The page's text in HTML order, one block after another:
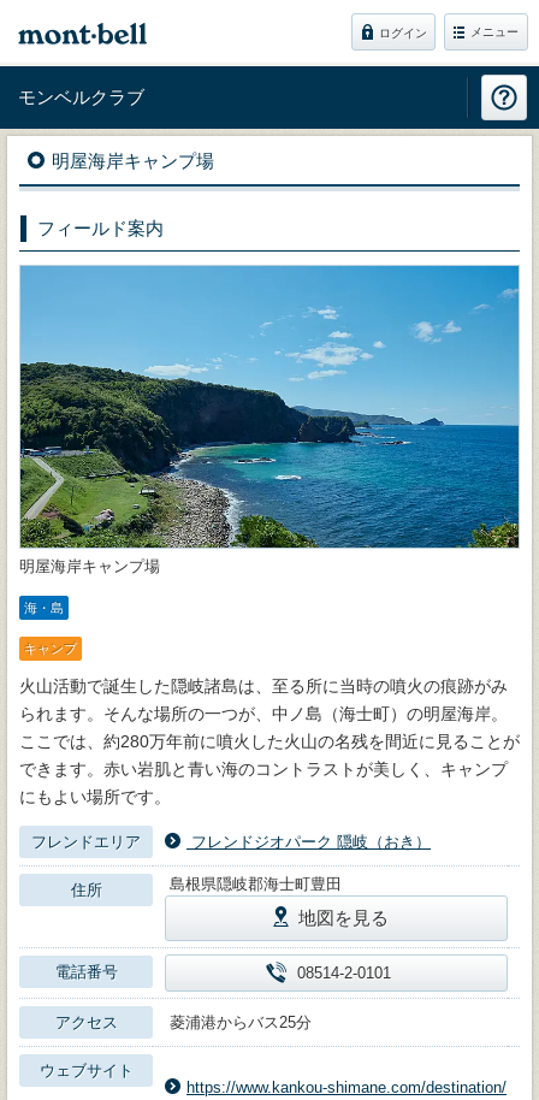
ログイン メニュー
モンベルクラブ
明屋海岸キャンプ場
フィールド案内
明屋海岸キャンプ場
海・島
キャンプ
火山活動で誕生した隠岐諸島は、至る所に当時の噴火の痕跡がみ
られます。そんな場所の一つが、中ノ島（海士町）の明屋海岸。
ここでは、約280万年前に噴火した火山の名残を間近に見ることが
できます。赤い岩肌と青い海のコントラストが美しく、キャンプ
にもよい場所です。
フレンドエリア フレンドジオパーク 隠岐（おき）
住所 島根県隠岐郡海士町豊田
地図を見る
電話番号 08514-2-0101
アクセス 菱浦港からバス25分
ウェブサイト
https://www.kankou-shimane.com/destination/